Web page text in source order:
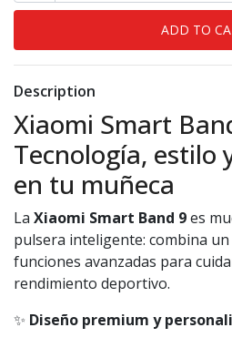
Description
Xiaomi Smart
Tecnología, estilo
en tu muñeca
La Xiaomi Smart Band 9es
pulsera inteligente: combina
funciones avanzadas para
rendimiento deportivo.
✨ Diseño premium y